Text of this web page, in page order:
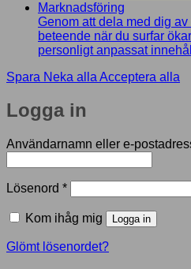
Marknadsföring
Genom att dela med dig
beteende när du surfar
personligt anpassat
Spara Neka alla Acceptera alla
Logga in
Användarnamn eller e-
Lösenord *Obligatoriskt
Kom ihåg mig Logga in
Glömt lösenordet?